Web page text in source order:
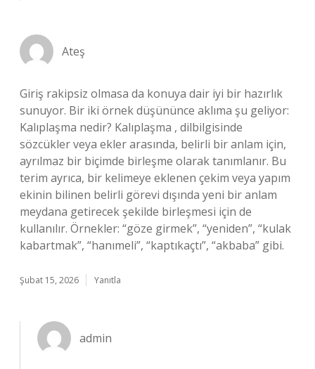
Ateş
Giriş rakipsiz olmasa da konuya dair iyi bir hazırlık
sunuyor. Bir iki örnek düşününce aklıma şu geliyor:
Kalıplaşma nedir? Kalıplaşma , dilbilgisinde
sözcükler veya ekler arasında, belirli bir anlam için,
ayrılmaz bir biçimde birleşme olarak tanımlanır. Bu
terim ayrıca, bir kelimeye eklenen çekim veya yapım
ekinin bilinen belirli görevi dışında yeni bir anlam
meydana getirecek şekilde birleşmesi için de
kullanılır. Örnekler: “göze girmek”, “yeniden”, “kulak
kabartmak”, “hanımeli”, “kaptıkaçtı”, “akbaba” gibi.
Şubat 15, 2026 Yanıtla
admin